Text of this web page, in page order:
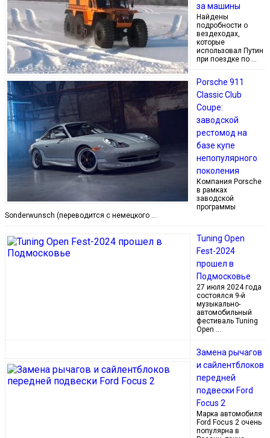
за машины
Найдены
подробности о
вездеходах,
которые
использовал Путин
при поездке по …
Porsche 911
Classic Club
Coupe:
заводской
рестомод на
базе купе
непопулярного
поколения
Компания Porsche
в рамках
заводской
программы
Sonderwunsch (переводится с немецкого …
Tuning Open
Fest-2024
прошел в
Подмосковье
27 июля 2024 года
состоялся 9-й
музыкально-
автомобильный
фестиваль Tuning
Open …
Замена рычагов
и сайлентблоков
передней
подвески Ford
Focus 2
Марка автомобиля
Ford Focus 2 очень
популярна в